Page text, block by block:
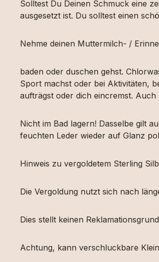
Solltest Du Deinen Schmuck eine
ausgesetzt ist. Du solltest einen
Nehme deinen Muttermilch- /
baden oder duschen gehst.
Sport machst oder bei Aktivitäten,
aufträgst oder dich eincremst.
Nicht im Bad lagern! Dasselbe gilt
feuchten Leder wieder auf Glanz
Hinweis zu vergoldetem Sterling
Die Vergoldung nutzt sich nach
Dies stellt keinen
Achtung, kann verschluckbare